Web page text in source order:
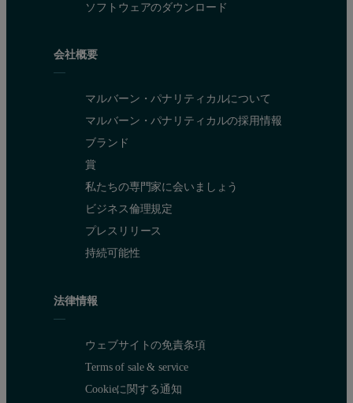
Therefore, defining the ATP also requires a consideration of
Introducing laser diffraction
In laser diffraction particle size analysis, the particles in a
Figure 2: Laser diffraction analyzers determine particle size from the
ソフトウェアのダウンロード
会社概要
マルバーン・パナリティカルについて
マルバーン・パナリティカルの採用情報
ブランド
賞
私たちの専門家に会いましょう
ビジネス倫理規定
プレスリリース
持続可能性
法律情報
ウェブサイトの免責条項
Terms of sale & service
Cookieに関する通知